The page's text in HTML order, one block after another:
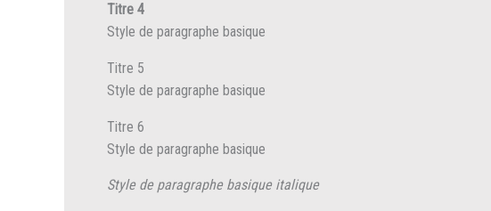
Titre 4
Style de paragraphe basique
Titre 5
Style de paragraphe basique
Titre 6
Style de paragraphe basique
Style de paragraphe basique italique